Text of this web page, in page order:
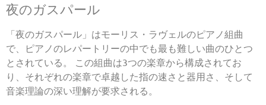
夜のガスパール
「夜のガスパール」はモーリス・ラヴェルのピアノ組曲
で、ピアノのレパートリーの中でも最も難しい曲のひとつ
とされている。 この組曲は3つの楽章から構成されてお
り、それぞれの楽章で卓越した指の速さと器用さ、そして
音楽理論の深い理解が要求される。